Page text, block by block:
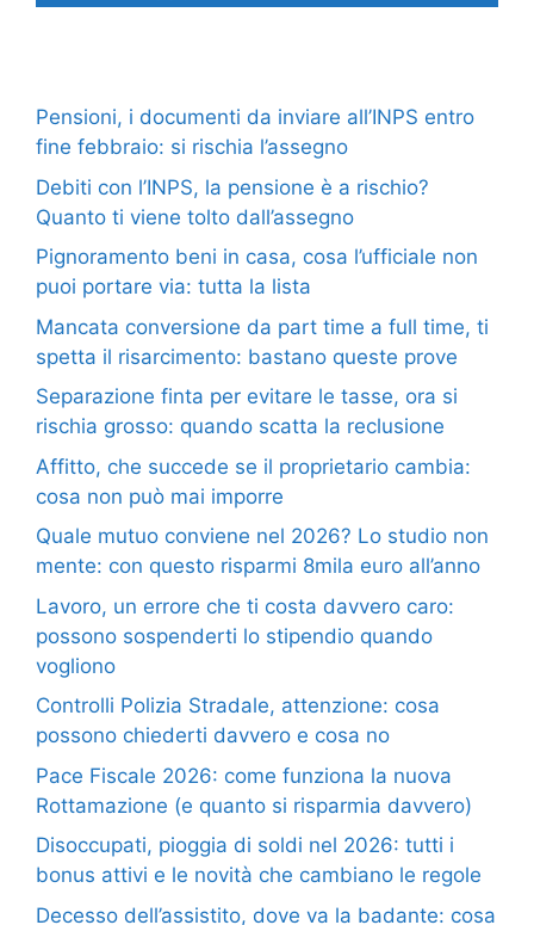
Pensioni, i documenti da inviare all’INPS entro
fine febbraio: si rischia l’assegno
Debiti con l’INPS, la pensione è a rischio?
Quanto ti viene tolto dall’assegno
Pignoramento beni in casa, cosa l’ufficiale non
puoi portare via: tutta la lista
Mancata conversione da part time a full time, ti
spetta il risarcimento: bastano queste prove
Separazione finta per evitare le tasse, ora si
rischia grosso: quando scatta la reclusione
Affitto, che succede se il proprietario cambia:
cosa non può mai imporre
Quale mutuo conviene nel 2026? Lo studio non
mente: con questo risparmi 8mila euro all’anno
Lavoro, un errore che ti costa davvero caro:
possono sospenderti lo stipendio quando
vogliono
Controlli Polizia Stradale, attenzione: cosa
possono chiederti davvero e cosa no
Pace Fiscale 2026: come funziona la nuova
Rottamazione (e quanto si risparmia davvero)
Disoccupati, pioggia di soldi nel 2026: tutti i
bonus attivi e le novità che cambiano le regole
Decesso dell’assistito, dove va la badante: cosa